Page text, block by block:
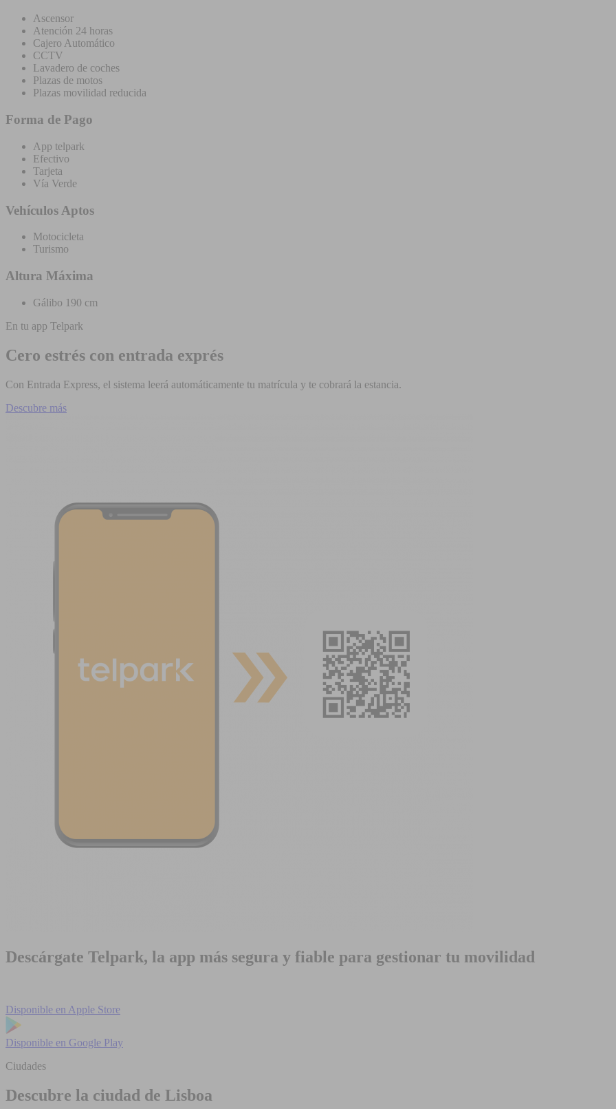
Ascensor
Atención 24 horas
Cajero Automático
CCTV
Lavadero de coches
Plazas de motos
Plazas movilidad reducida
Forma de Pago
App telpark
Efectivo
Tarjeta
Vía Verde
Vehículos Aptos
Motocicleta
Turismo
Altura Máxima
Gálibo 190 cm
En tu app Telpark
Cero estrés con entrada exprés
Con Entrada Express, el sistema leerá automáticamente tu matrícula y te cobrará la estancia.
Descubre más
Descárgate Telpark, la app más segura y fiable para gestionar tu movilidad
Disponible en Apple Store
Disponible en Google Play
Ciudades
Descubre la ciudad de Lisboa